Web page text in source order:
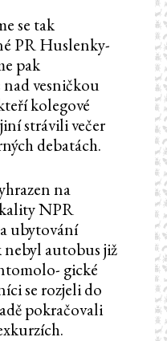
se tak
PR Huslenky-
pak
vesničkou
kolegové
strávili večer
debatách.
na
NPR
ubytování
nebyl autobus již
gické
se rozjeli do
pokračovali